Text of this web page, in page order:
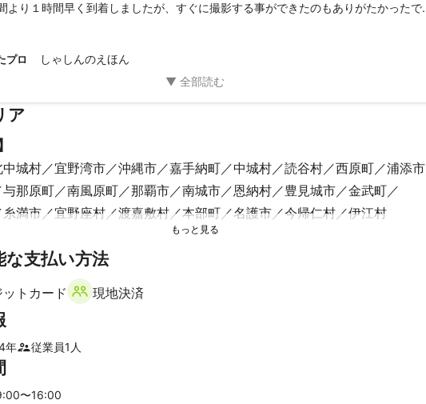
より１時間早く到着しましたが、すぐに撮影する事ができたのもありがたかったで
もちろん、大満足でした！
プロ しゃしんのえほん
ア
中城村 宜野湾市 沖縄市 嘉手納町 中城村 読谷村 西原町
浦添市
与那原町 南風原町 那覇市 南城市 恩納村 豊見城市
金武町
糸満市 宜野座村 渡嘉敷村 本部町 名護市 今帰仁村 伊江村
な支払い方法
ットカード 現地決済
年 従業員1 人
:00〜16:00